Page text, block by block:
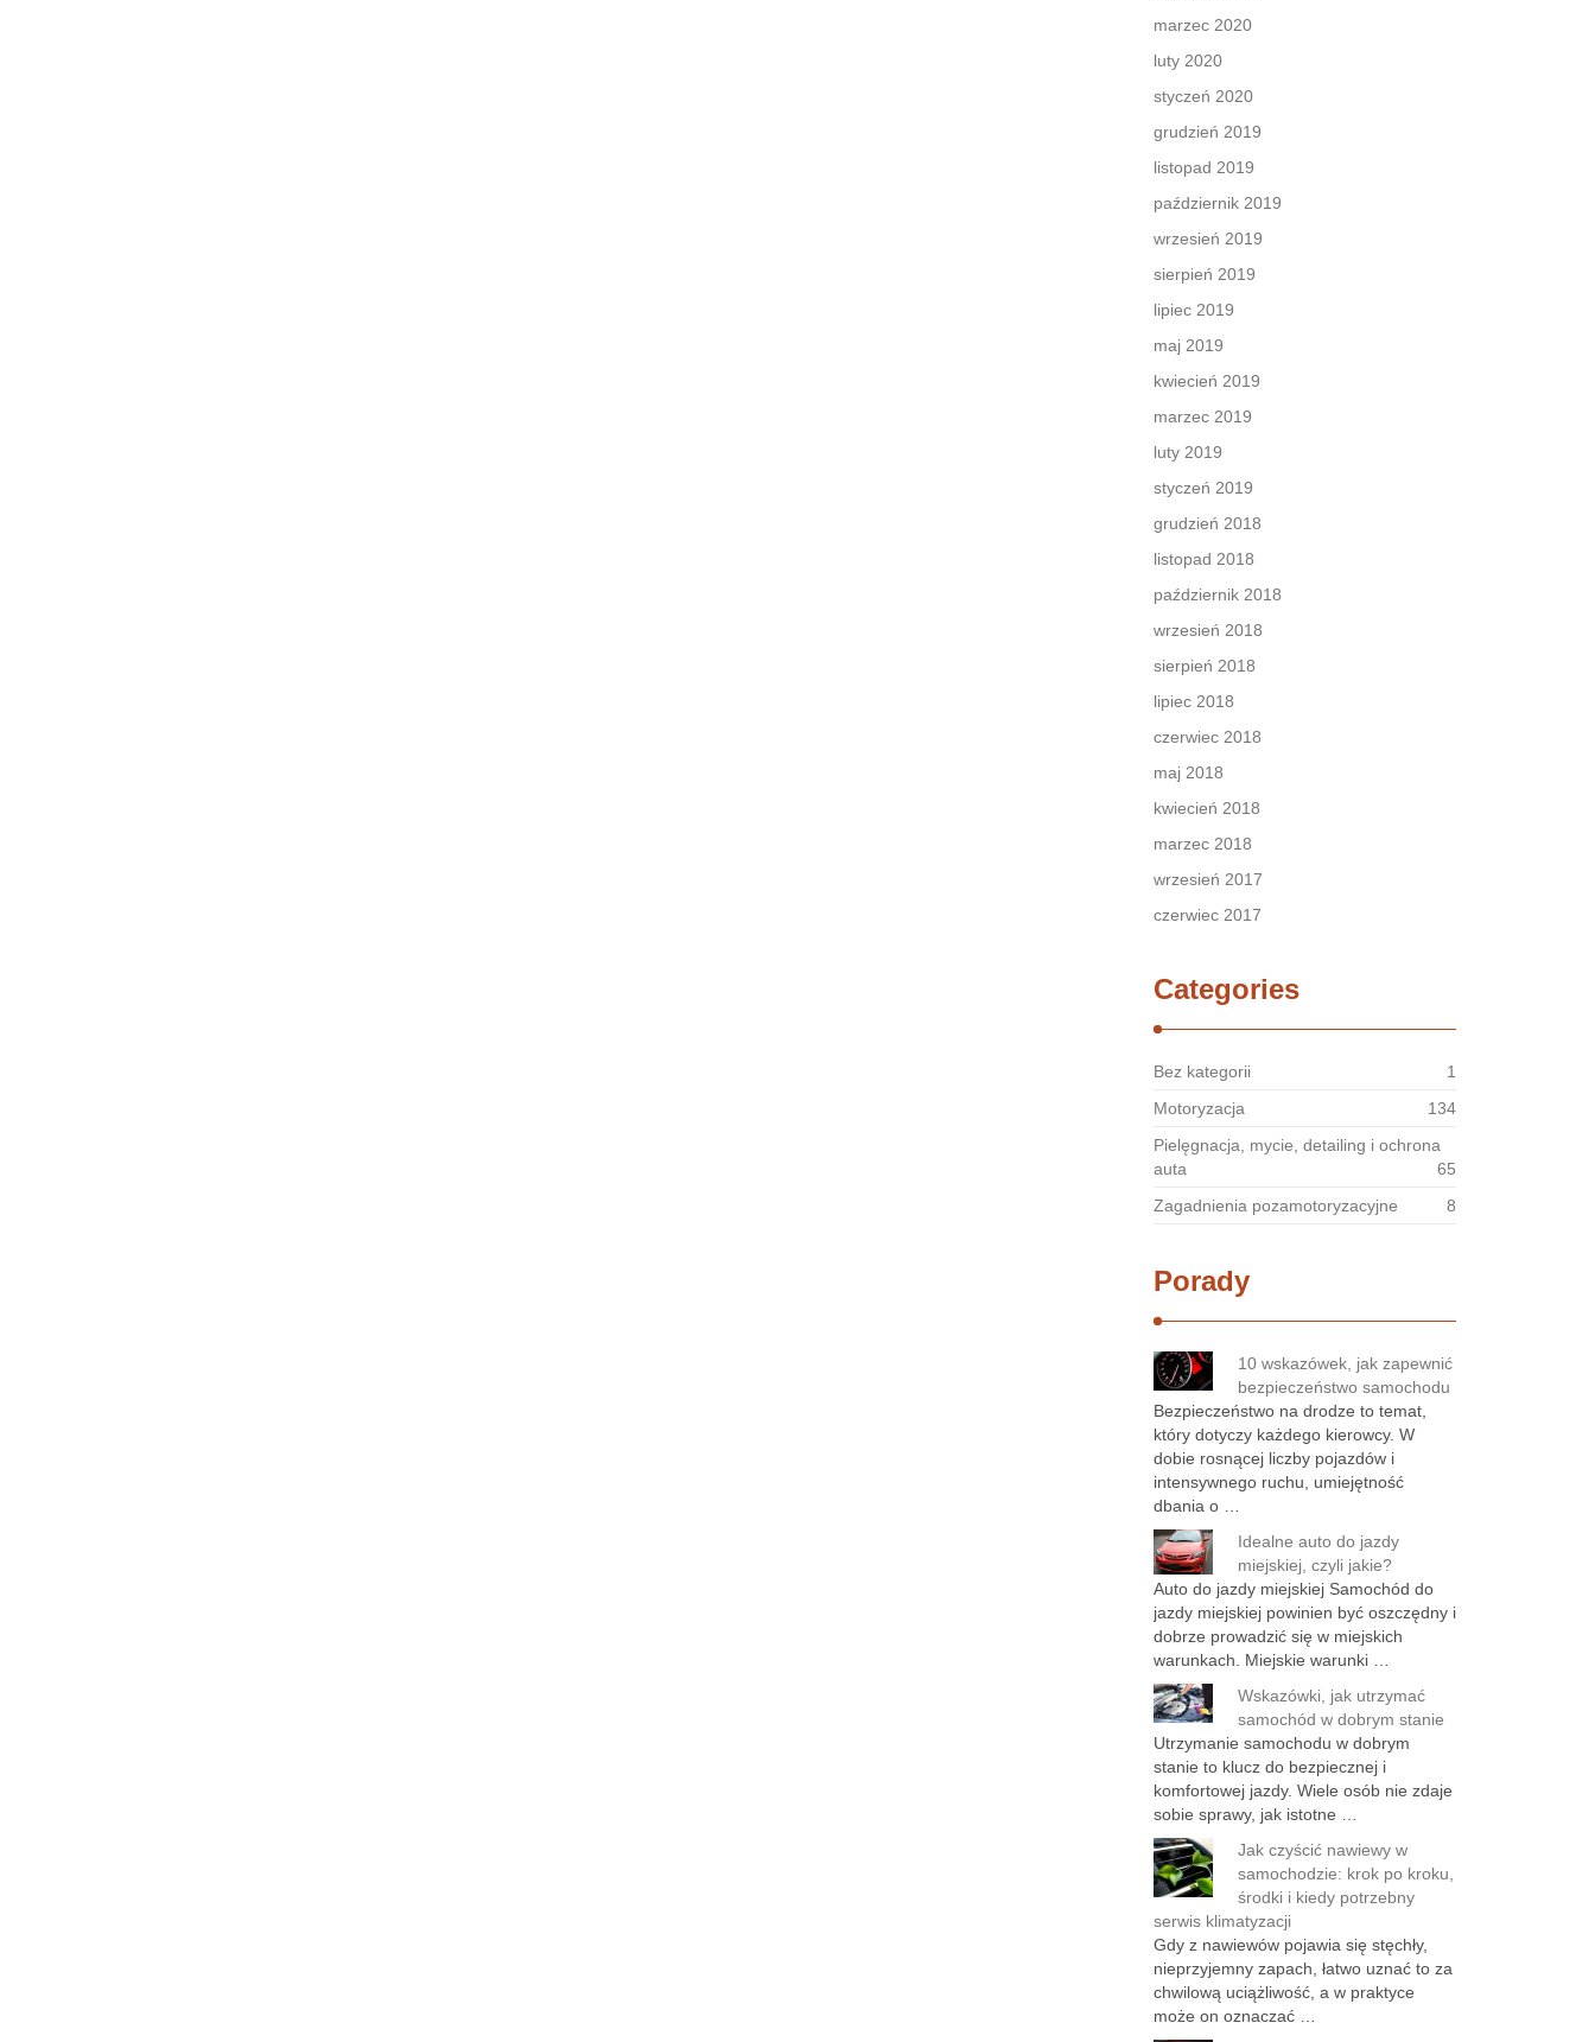
marzec 2020
luty 2020
styczeń 2020
grudzień 2019
listopad 2019
październik 2019
wrzesień 2019
sierpień 2019
lipiec 2019
maj 2019
kwiecień 2019
marzec 2019
luty 2019
styczeń 2019
grudzień 2018
listopad 2018
październik 2018
wrzesień 2018
sierpień 2018
lipiec 2018
czerwiec 2018
maj 2018
kwiecień 2018
marzec 2018
wrzesień 2017
czerwiec 2017
Categories
Bez kategorii
1
Motoryzacja
134
Pielęgnacja, mycie, detailing i ochrona
auta
65
Zagadnienia pozamotoryzacyjne
8
Porady
10 wskazówek, jak zapewnić
bezpieczeństwo samochodu
Bezpieczeństwo na drodze to temat,
który dotyczy każdego kierowcy. W
dobie rosnącej liczby pojazdów i
intensywnego ruchu, umiejętność
dbania o …
Idealne auto do jazdy
miejskiej, czyli jakie?
Auto do jazdy miejskiej Samochód do
jazdy miejskiej powinien być oszczędny i
dobrze prowadzić się w miejskich
warunkach. Miejskie warunki …
Wskazówki, jak utrzymać
samochód w dobrym stanie
Utrzymanie samochodu w dobrym
stanie to klucz do bezpiecznej i
komfortowej jazdy. Wiele osób nie zdaje
sobie sprawy, jak istotne …
Jak czyścić nawiewy w
samochodzie: krok po kroku,
środki i kiedy potrzebny
serwis klimatyzacji
Gdy z nawiewów pojawia się stęchły,
nieprzyjemny zapach, łatwo uznać to za
chwilową uciążliwość, a w praktyce
może on oznaczać …